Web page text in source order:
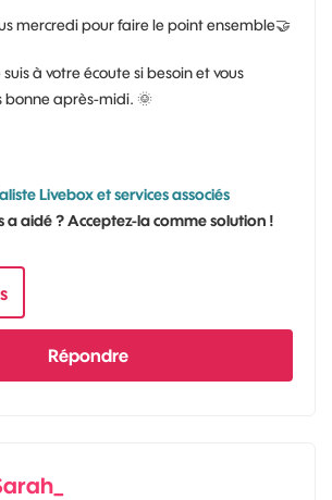
mercredi pour faire le point ensemble🤝
à votre écoute si besoin et vous
bonne après-midi. 🌞
Livebox et services associés
a aidé ? Acceptez-la comme solution !
Répondre